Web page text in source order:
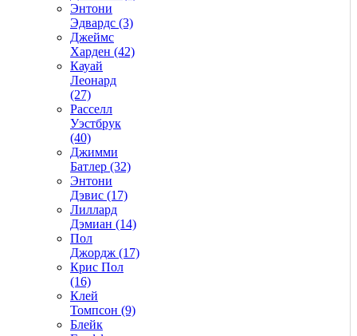
Энтони
Эдвардс (3)
Джеймс
Харден (42)
Кауай
Леонард
(27)
Расселл
Уэстбрук
(40)
Джимми
Батлер (32)
Энтони
Дэвис (17)
Лиллард
Дэмиан (14)
Пол
Джордж (17)
Крис Пол
(16)
Клей
Томпсон (9)
Блейк